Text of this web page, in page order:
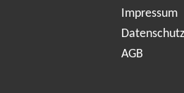
Impressum
Datenschutz
AGB